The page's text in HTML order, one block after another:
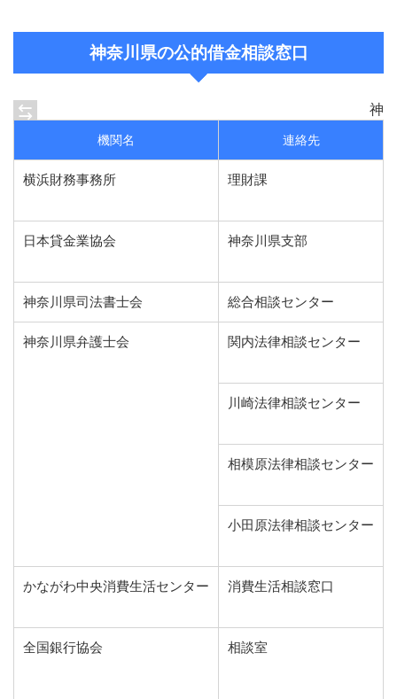
神奈川県の公的借金相談窓口
神
機関名 連絡先
横浜財務事務所 理財課
日本貸金業協会 神奈川県支部
神奈川県司法書士会 総合相談センター
神奈川県弁護士会 関内法律相談センター
川崎法律相談センター
相模原法律相談センター
小田原法律相談センター
かながわ中央消費生活センター 消費生活相談窓口
全国銀行協会 相談室